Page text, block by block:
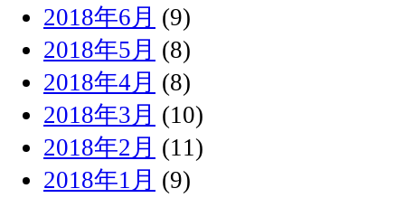
2018年6月 (9)
2018年5月 (8)
2018年4月 (8)
2018年3月 (10)
2018年2月 (11)
2018年1月 (9)